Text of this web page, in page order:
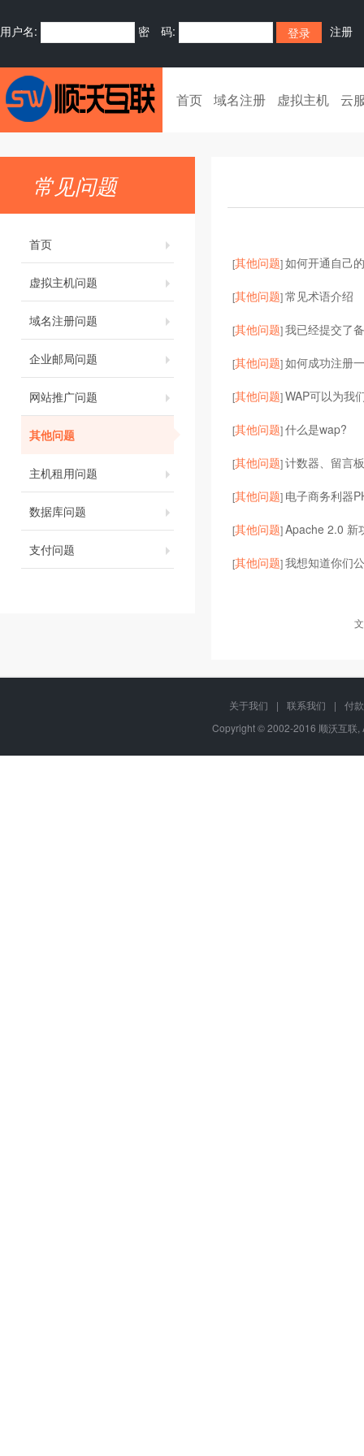
用户名: 密 码: 注册
首页 域名注册 虚拟主机 云
常见问题
首页
虚拟主机问题
域名注册问题
企业邮局问题
网站推广问题
其他问题
主机租用问题
数据库问题
支付问题
[其他问题]如何开通自己
[其他问题]常见术语介绍
[其他问题]我已经提交了
[其他问题]如何成功注册
[其他问题]WAP可以为我
[其他问题]什么是wap?
[其他问题]计数器、留言
[其他问题] 电子商务利器
[其他问题]Apache 2.0 新
[其他问题]我想知道你们
关于我们 | 联系我们 |
付
Copyright © 2002-2016 顺沃互